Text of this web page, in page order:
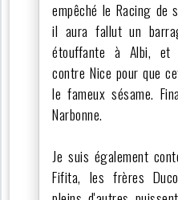
empêché le Racing de
il aura fallut un
étouffante à Albi, et
contre Nice pour que
le fameux sésame.
Narbonne.
Je suis également
Fifita, les frères